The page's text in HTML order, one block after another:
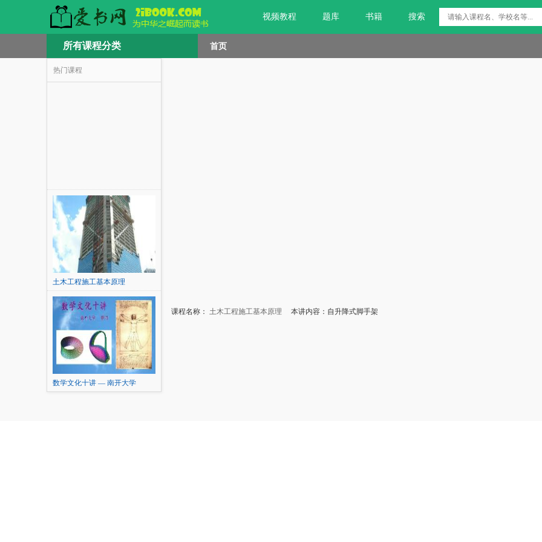
视频教程 题库 书籍 搜索
所有课程分类 首页
热门课程
土木工程施工基本原理
数学文化十讲 — 南开大学
课程名称： 土木工程施工基本原理 本讲内容：自升降式脚手架